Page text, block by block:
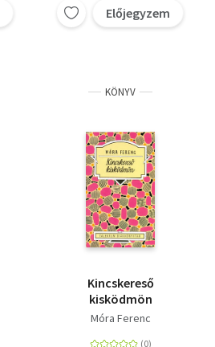
Előjegyzem
KÖNYV
Kincskereső
kisködmön
Móra Ferenc